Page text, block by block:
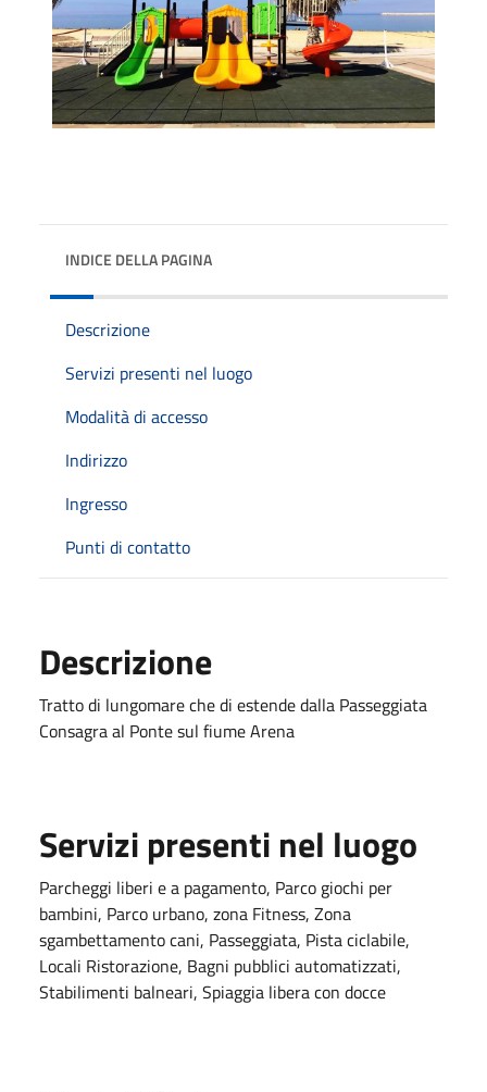
INDICE DELLA PAGINA
Descrizione
Servizi presenti nel luogo
Modalità di accesso
Indirizzo
Ingresso
Punti di contatto
Descrizione
Tratto di lungomare che di estende dalla Passeggiata
Consagra al Ponte sul fiume Arena
Servizi presenti nel luogo
Parcheggi liberi e a pagamento, Parco giochi per
bambini, Parco urbano, zona Fitness, Zona
sgambettamento cani, Passeggiata, Pista ciclabile,
Locali Ristorazione, Bagni pubblici automatizzati,
Stabilimenti balneari, Spiaggia libera con docce